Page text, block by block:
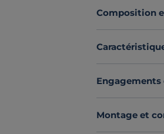
Composition
Montage et